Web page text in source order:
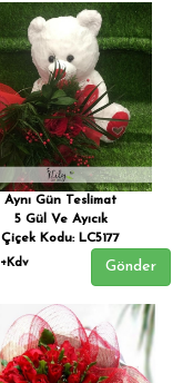
Aynı Gün Teslimat
5 Gül Ve Ayıcık
Çiçek Kodu: LC5177
+Kdv Gönder